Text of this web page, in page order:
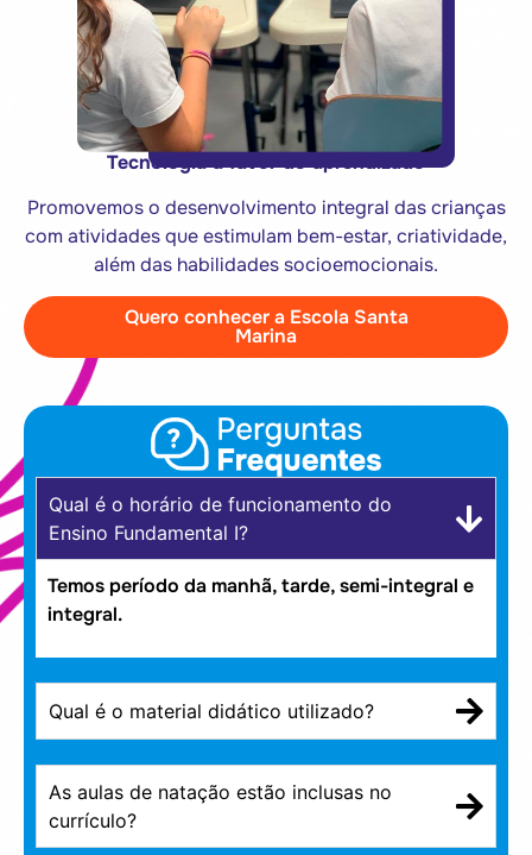
Tecnologia a favor do aprendizado
Promovemos o desenvolvimento integral das crianças
com atividades que estimulam bem-estar, criatividade,
além das habilidades socioemocionais.
Quero conhecer a Escola Santa
Marina
Qual é o horário de funcionamento do
Ensino Fundamental I?
Temos período da manhã, tarde, semi-integral e
integral.
Qual é o material didático utilizado?
As aulas de natação estão inclusas no
currículo?